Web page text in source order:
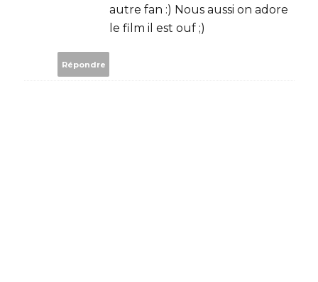
autre fan :) Nous aussi on adore
le film il est ouf ;)
Répondre